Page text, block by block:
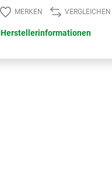
MERKEN VERGLEICHEN
Herstellerinformationen